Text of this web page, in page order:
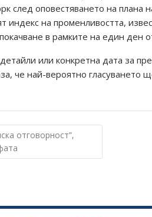
след оповестяването на плана
индекс на променливостта,
в рамките на един ден
или конкретна дата за
че най-вероятно гласуването
отговорност”,